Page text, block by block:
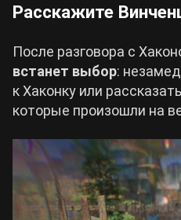
Расскажите
После разговора с
встанет выбор:
к Хаконку или
которые произошли на